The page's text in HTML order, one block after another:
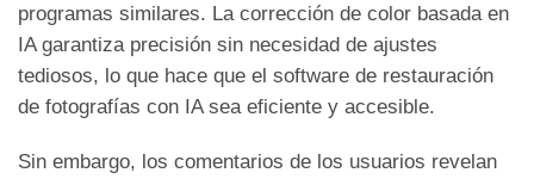
programas similares. La corrección de color basada en
IA garantiza precisión sin necesidad de ajustes
tediosos, lo que hace que el software de restauración
de fotografías con IA sea eficiente y accesible.
Sin embargo, los comentarios de los usuarios revelan